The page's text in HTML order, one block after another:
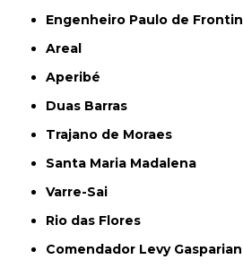
Engenheiro Paulo de Frontin
Areal
Aperibé
Duas Barras
Trajano de Moraes
Santa Maria Madalena
Varre-Sai
Rio das Flores
Comendador Levy Gasparian